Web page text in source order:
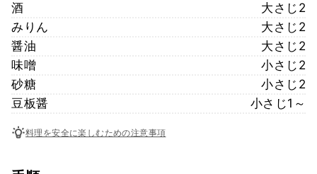
酒
大さじ2
みりん
大さじ2
醤油
大さじ2
味噌
小さじ2
砂糖
小さじ2
豆板醤
小さじ1～
料理を安全に楽しむための注意事項